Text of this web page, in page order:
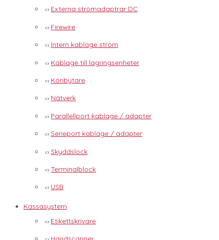
Externa strömadaptrar DC
Firewire
Intern kablage ström
Kablage till lagringsenheter
Könbytare
Nätverk
Parallellport kablage / adapter
Serieport kablage / adapter
Skyddslock
Terminalblock
USB
Kassasystem
Etikettskrivare